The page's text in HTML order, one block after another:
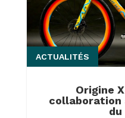
Origine
du
ACTUALITÉS